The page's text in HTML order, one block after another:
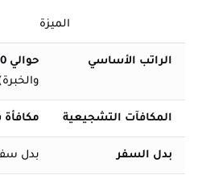
الميزة
الراتب الأساسي حوالي 2750 يورو
المكافآت التشجيعية مكافأة
بدل السفر بدل